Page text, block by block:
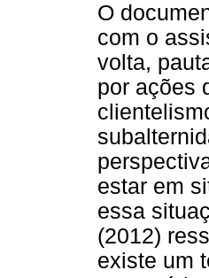
O
com o
volta,
por ações
estar em
essa
(2012)
existe um